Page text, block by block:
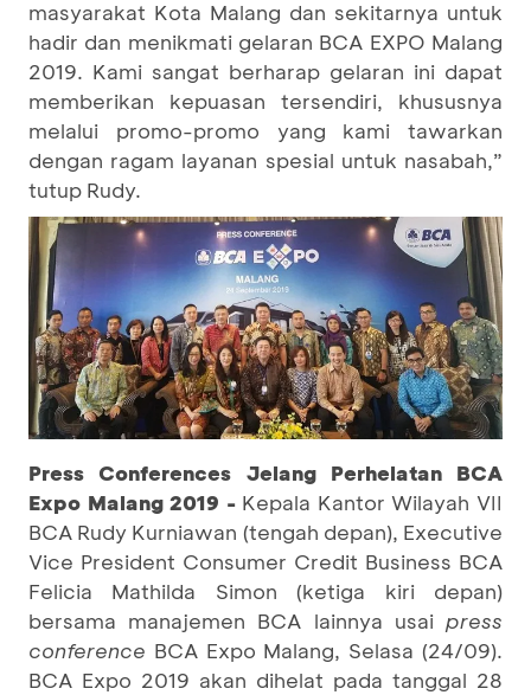
masyarakat Kota Malang dan sekitarnya untuk
hadir dan menikmati gelaran BCA EXPO Malang
2019. Kami sangat berharap gelaran ini dapat
memberikan kepuasan tersendiri, khususnya
melalui promo-promo yang kami tawarkan
dengan ragam layanan spesial untuk nasabah,”
tutup Rudy.
Press Conferences Jelang Perhelatan BCA
Expo Malang 2019 - Kepala Kantor Wilayah VII
BCA Rudy Kurniawan (tengah depan), Executive
Vice President Consumer Credit Business BCA
Felicia Mathilda Simon (ketiga kiri depan)
bersama manajemen BCA lainnya usai press
conference BCA Expo Malang, Selasa (24/09).
BCA Expo 2019 akan dihelat pada tanggal 28